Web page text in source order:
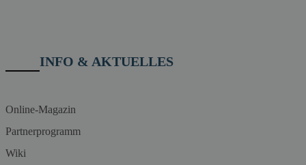
INFO & AKTUELLES
Online-Magazin
Partnerprogramm
Wiki